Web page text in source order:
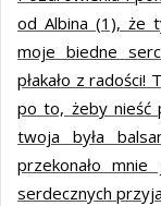
od Albina (1), że
moje biedne
płakało z
po to, żeby nieść
twoja była
przekonało
serdecznych